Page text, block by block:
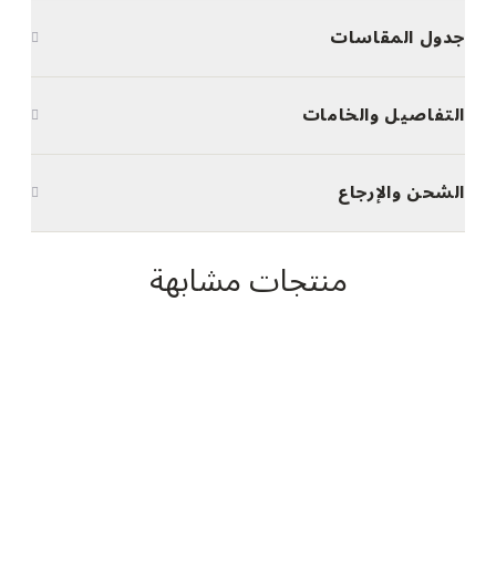
جدول المقاسات
التفاصيل والخامات
الشحن والإرجاع
منتجات مشابهة